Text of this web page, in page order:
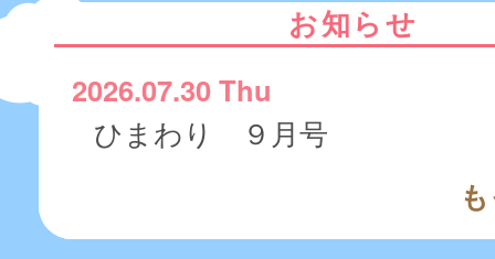
お知らせ
2026.07.30 Thu
ひまわり ９月号